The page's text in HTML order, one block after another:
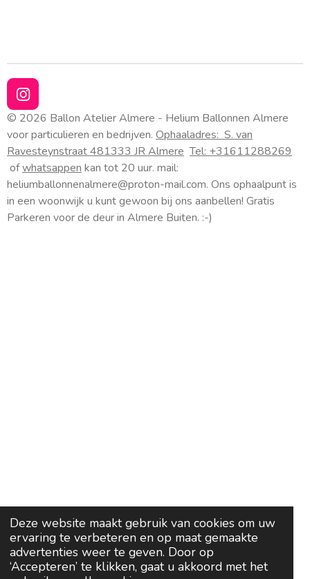
Deze website maakt gebruik van cookies om uw
ervaring te verbeteren en op maat gemaakte
advertenties weer te geven. Door op
‘Accepteren’ te klikken, gaat u akkoord met het
I
n
s
t
a
g
r
a
m
© 2026 Ballon Atelier Almere - Helium Ballonnen Almere
voor particulieren en bedrijven. Ophaaladres: S. van
Ravesteynstraat 481333 JR Almere Tel: +31611288269
ofwhatsappen kan tot 20 uur. mail:
heliumballonnenalmere@proton-mail.com. Ons ophaalpunt is
in een woonwijk u kunt gewoon bij ons aanbellen! Gratis
Parkeren voor de deur in Almere Buiten. :-)